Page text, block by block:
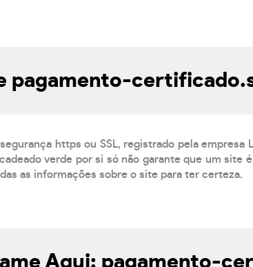
pagamento-
https ou SSL, registrado pela
verde por si só não garante que um site
as informações sobre o site para ter certeza.
Aqui: pagamento-